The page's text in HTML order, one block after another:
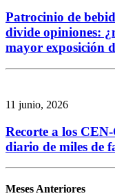
Patrocinio de
divide opiniones:
mayor exposición
11 junio, 2026
Recorte a los
diario de miles de
Meses Anteriores